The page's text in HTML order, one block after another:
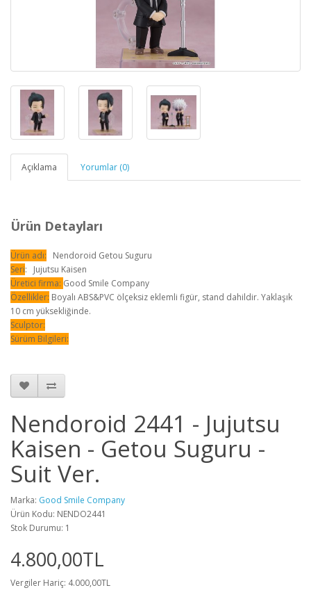
Açıklama Yorumlar (0)
Ürün Detayları
Ürün adı: Nendoroid Getou Suguru
Seri: Jujutsu Kaisen
Üretici firma: Good Smile Company
Özellikler: Boyalı ABS&PVC ölçeksiz eklemli figür, stand dahildir. Yaklaşık
10 cm yüksekliğinde.
Sculptor:
Sürüm Bilgileri:
Nendoroid 2441 - Jujutsu
Kaisen - Getou Suguru -
Suit Ver.
Marka: Good Smile Company
Ürün Kodu: NENDO2441
Stok Durumu: 1
4.800,00TL
Vergiler Hariç: 4.000,00TL